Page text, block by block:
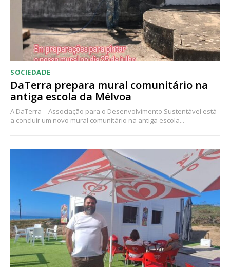
Escolha o plano
SOCIEDADE
DaTerra prepara mural comunitário na
antiga escola da Mélvoa
A DaTerra – Associação para o Desenvolvimento Sustentável está
a concluir um novo mural comunitário na antiga escola...